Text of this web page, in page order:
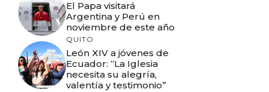
El Papa visitará
Argentina y Perú en
noviembre de este año
QUITO
León XIV a jóvenes de
Ecuador: “La Iglesia
necesita su alegría,
valentía y testimonio”